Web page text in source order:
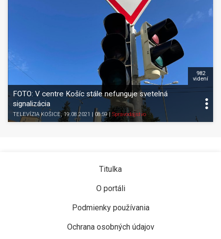
FOTO: V centre Košíc stále nefunguje svetelná
signalizácia
TELEVÍZIA KOŠICE, 19.08.2021 | 08:59|Spravodajstvo
982
videní
Titulka
O portáli
Podmienky používania
Ochrana osobných údajov